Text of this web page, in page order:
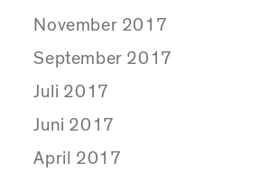
November 2017
September 2017
Juli 2017
Juni 2017
April 2017